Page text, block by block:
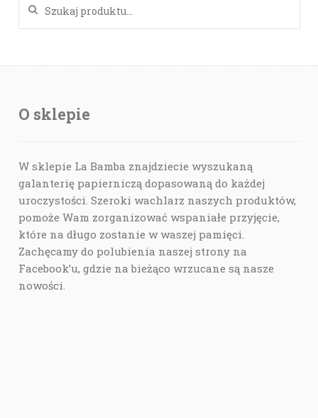
O sklepie
W sklepie La Bamba znajdziecie wyszukaną
galanterię papierniczą dopasowaną do każdej
uroczystości. Szeroki wachlarz naszych produktów,
pomoże Wam zorganizować wspaniałe przyjęcie,
które na długo zostanie w waszej pamięci.
Zachęcamy do polubienia naszej strony na
Facebook’u, gdzie na bieżąco wrzucane są nasze
nowości.